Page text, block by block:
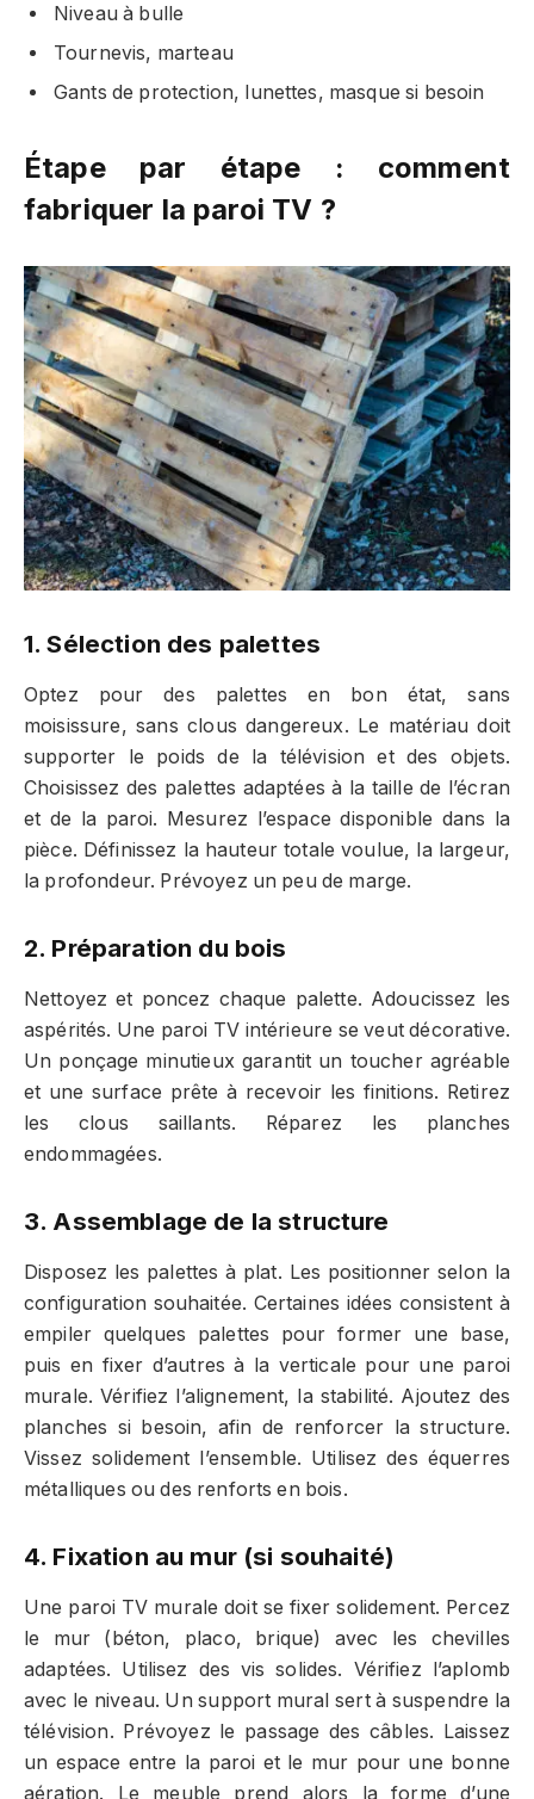
Niveau à bulle
Tournevis, marteau
Gants de protection, lunettes, masque si besoin
Étape par étape : comment
fabriquer la paroi TV ?
1. Sélection des palettes
Optez pour des palettes en bon état, sans
moisissure, sans clous dangereux. Le matériau doit
supporter le poids de la télévision et des objets.
Choisissez des palettes adaptées à la taille de l’écran
et de la paroi. Mesurez l’espace disponible dans la
pièce. Définissez la hauteur totale voulue, la largeur,
la profondeur. Prévoyez un peu de marge.
2. Préparation du bois
Nettoyez et poncez chaque palette. Adoucissez les
aspérités. Une paroi TV intérieure se veut décorative.
Un ponçage minutieux garantit un toucher agréable
et une surface prête à recevoir les finitions. Retirez
les clous saillants. Réparez les planches
endommagées.
3. Assemblage de la structure
Disposez les palettes à plat. Les positionner selon la
configuration souhaitée. Certaines idées consistent à
empiler quelques palettes pour former une base,
puis en fixer d’autres à la verticale pour une paroi
murale. Vérifiez l’alignement, la stabilité. Ajoutez des
planches si besoin, afin de renforcer la structure.
Vissez solidement l’ensemble. Utilisez des équerres
métalliques ou des renforts en bois.
4. Fixation au mur (si souhaité)
Une paroi TV murale doit se fixer solidement. Percez
le mur (béton, placo, brique) avec les chevilles
adaptées. Utilisez des vis solides. Vérifiez l’aplomb
avec le niveau. Un support mural sert à suspendre la
télévision. Prévoyez le passage des câbles. Laissez
un espace entre la paroi et le mur pour une bonne
aération. Le meuble prend alors la forme d’une